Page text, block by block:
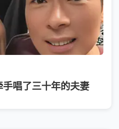
手唱了三十年的夫妻